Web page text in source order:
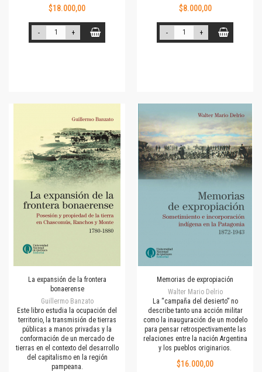
$18.000,00
- +
$8.000,00
- +
La expansión de la frontera
bonaerense
Guillermo Banzato
Este libro estudia la ocupación del
territorio, la transmisión de tierras
públicas a manos privadas y la
conformación de un mercado de
tierras en el contexto del desarrollo
del capitalismo en la región
pampeana.
Memorias de expropiación
Walter Mario Delrio
La “campaña del desierto” no
describe tanto una acción militar
como la inauguración de un modelo
para pensar retrospectivamente las
relaciones entre la nación Argentina
y los pueblos originarios.
$16.000,00